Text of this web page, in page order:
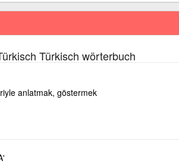
Türkisch wörterbuch
anlatmak, göstermek